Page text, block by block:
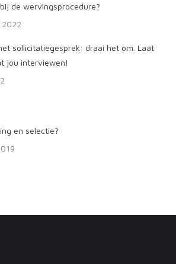
de wervingsprocedure?
sollicitatiegesprek: draai het om. Laat
jou interviewen!
en selectie?